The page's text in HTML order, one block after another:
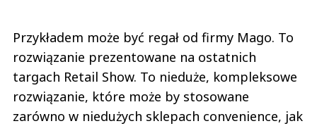
Przykładem może być regał od firmy Mago. To
rozwiązanie prezentowane na ostatnich
targach Retail Show. To nieduże, kompleksowe
rozwiązanie, które może by stosowane
zarówno w niedużych sklepach convenience, jak